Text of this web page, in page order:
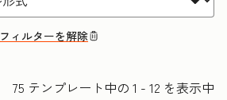
フィルターを解除
75 テンプレート中の 1 - 12 を表示中